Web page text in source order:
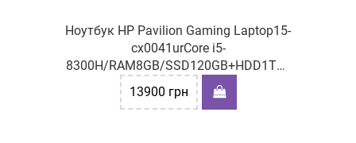
Ноутбук HP Pavilion Gaming Laptop15-
cx0041urCore i5-
8300H/RAM8GB/SSD120GB+HDD1TB/
GeForce GTX 1050Ti
13900 грн